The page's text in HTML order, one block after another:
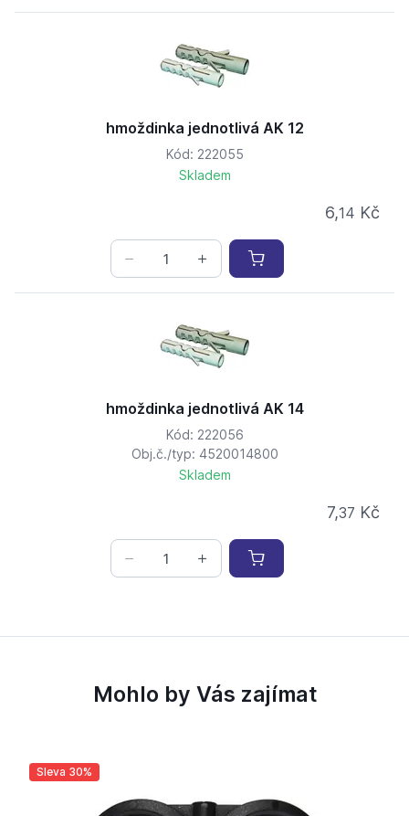
hmoždinka jednotlivá AK 12
Kód: 222055
Skladem
6,14 Kč
hmoždinka jednotlivá AK 14
Kód: 222056
Obj.č./typ: 4520014800
Skladem
7,37 Kč
Mohlo by Vás zajímat
Sleva 30%